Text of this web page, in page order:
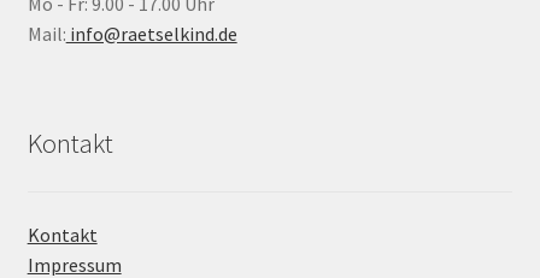
Mail: info@raetselkind.de
Kontakt
Kontakt
Impressum